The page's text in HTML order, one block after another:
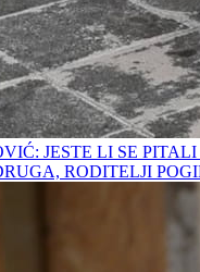
JESTE LI SE PITALI
RODITELJI